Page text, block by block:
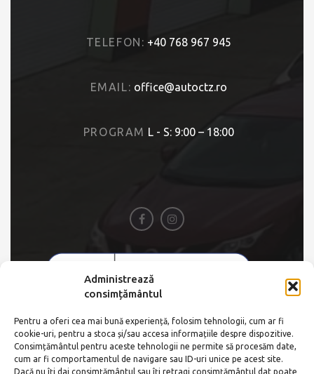
Administrează
consimțământul
Pentru a oferi cea mai bună experiență, folosim tehnologii, cum ar fi
cookie-uri, pentru a stoca și/sau accesa informațiile despre dispozitive.
Consimțământul pentru aceste tehnologii ne permite să procesăm date,
cum ar fi comportamentul de navigare sau ID-uri unice pe acest site.
Dacă nu îți dai consimțământul sau îți retragi consimțământul dat poate
TELEFON: +40 768 967 945
EMAIL: office@autoctz.ro
PROGRAM L - S: 9:00 – 18:00